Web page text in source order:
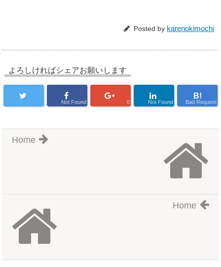
Posted by karenokimochi
よろしければシェアお願いします
Not Found 0 Not Found
B!
Bad Request
Home
Home